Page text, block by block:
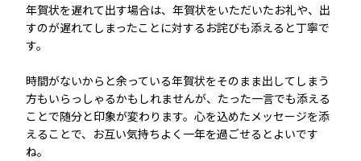
年賀状を遅れて出す場合は、年賀状をいただいたお礼や、出
すのが遅れてしまったことに対するお詫びも添えると丁寧で
す。
時間がないからと余っている年賀状をそのまま出してしまう
方もいらっしゃるかもしれませんが、たった一言でも添える
ことで随分と印象が変わります。心を込めたメッセージを添
えることで、お互い気持ちよく一年を過ごせるとよいです
ね。